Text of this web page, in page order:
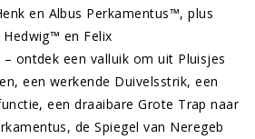
en Albus Perkamentus™, plus
en Felix
ontdek een valluik om uit Pluisjes
een werkende Duivelsstrik, een
een draaibare Grote Trap naar
de Spiegel van Neregeb